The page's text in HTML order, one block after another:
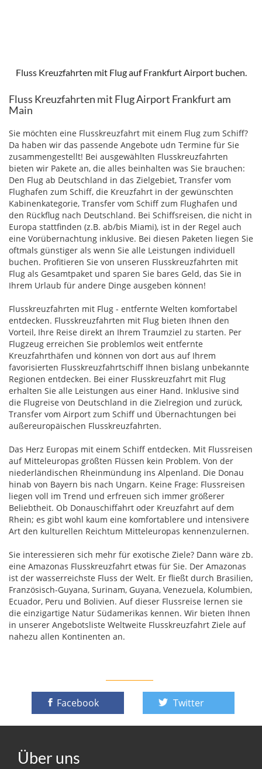
Fluss Kreuzfahrten mit Flug auf Frankfurt Airport buchen.
Fluss Kreuzfahrten mit Flug Airport Frankfurt am
Main
Sie möchten eine Flusskreuzfahrt mit einem Flug zum Schiff?
Da haben wir das passende Angebote udn Termine für Sie
zusammengestellt! Bei ausgewählten Flusskreuzfahrten
bieten wir Pakete an, die alles beinhalten was Sie brauchen:
Den Flug ab Deutschland in das Zielgebiet, Transfer vom
Flughafen zum Schiff, die Kreuzfahrt in der gewünschten
Kabinenkategorie, Transfer vom Schiff zum Flughafen und
den Rückflug nach Deutschland. Bei Schiffsreisen, die nicht in
Europa stattfinden (z.B. ab/bis Miami), ist in der Regel auch
eine Vorübernachtung inklusive. Bei diesen Paketen liegen Sie
oftmals günstiger als wenn Sie alle Leistungen individuell
buchen. Profitieren Sie von unseren Flusskreuzfahrten mit
Flug als Gesamtpaket und sparen Sie bares Geld, das Sie in
Ihrem Urlaub für andere Dinge ausgeben können!
Flusskreuzfahrten mit Flug - entfernte Welten komfortabel
entdecken. Flusskreuzfahrten mit Flug bieten Ihnen den
Vorteil, Ihre Reise direkt an Ihrem Traumziel zu starten. Per
Flugzeug erreichen Sie problemlos weit entfernte
Kreuzfahrthäfen und können von dort aus auf Ihrem
favorisierten Flusskreuzfahrtschiff Ihnen bislang unbekannte
Regionen entdecken. Bei einer Flusskreuzfahrt mit Flug
erhalten Sie alle Leistungen aus einer Hand. Inklusive sind
die Flugreise von Deutschland in die Zielregion und zurück,
Transfer vom Airport zum Schiff und Übernachtungen bei
außereuropäischen Flusskreuzfahrten.
Das Herz Europas mit einem Schiff entdecken. Mit Flussreisen
auf Mitteleuropas größten Flüssen kein Problem. Von der
niederländischen Rheinmündung ins Alpenland. Die Donau
hinab von Bayern bis nach Ungarn. Keine Frage: Flussreisen
liegen voll im Trend und erfreuen sich immer größerer
Beliebtheit. Ob Donauschiffahrt oder Kreuzfahrt auf dem
Rhein; es gibt wohl kaum eine komfortablere und intensivere
Art den kulturellen Reichtum Mitteleuropas kennenzulernen.
Sie interessieren sich mehr für exotische Ziele? Dann wäre zb.
eine Amazonas Flusskreuzfahrt etwas für Sie. Der Amazonas
ist der wasserreichste Fluss der Welt. Er fließt durch Brasilien,
Französisch-Guyana, Surinam, Guyana, Venezuela, Kolumbien,
Ecuador, Peru und Bolivien. Auf dieser Flussreise lernen sie
die einzigartige Natur Südamerikas kennen. Wir bieten Ihnen
in unserer Angebotsliste Weltweite Flusskreuzfahrt Ziele auf
nahezu allen Kontinenten an.
Facebook Twitter
Über uns